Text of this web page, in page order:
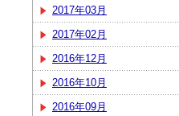
2017年03月
2017年02月
2016年12月
2016年10月
2016年09月